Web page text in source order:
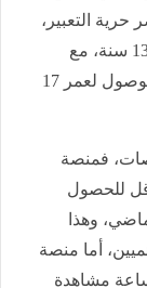
التعبير،
يمكن للكل أن ينشئوا حساباً ما داموا يبلغون 13 سنة، مع
بعض القيود، وتزال هذه القيود بالكامل عند الوصول لعمر 17
فمنصة
على الأقل للحصول
وهذا
أما منصة
مشاهدة